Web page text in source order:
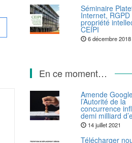
Séminaire
Internet, RGPD
propriété
CEIPI
6 décembre 2018
En ce moment…
Amende
l’Autorité de la
concurrence
demi milliard
14 juillet 2021
Télécharger